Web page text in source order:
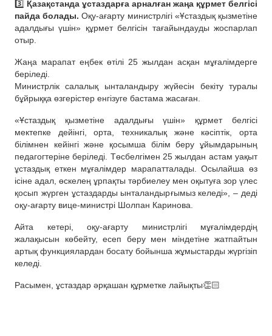
3️⃣ Қазақстанда ұстаздарға арналған жаңа құрмет белгісі
пайда болады. Оқу-ағарту министрлігі «Ұстаздық қызметіне
адалдығы үшін» құрмет белгісін тағайындауды жоспарлап
отыр.
Жаңа марапат еңбек өтілі 25 жылдан асқан мұғалімдерге
беріледі.
Министрлік салалық ынталандыру жүйесін бекіту туралы
бұйрыққа өзгерістер енгізуге бастама жасаған.
«Ұстаздық қызметіне адалдығы үшін» құрмет белгісі
мектепке дейінгі, орта, техникалық және кәсіптік, орта
білімнен кейінгі және қосымша білім беру ұйымдарының
педагогтеріне беріледі. Төсбелгімен 25 жылдан астам уақыт
ұстаздық еткен мұғалімдер марапатталады. Осылайша өз
ісіне адал, өскелең ұрпақты тәрбиелеу мен оқытуға зор үлес
қосып жүрген ұстаздарды ынталандырғымыз келеді», – деді
оқу-ағарту вице-министрі Шолпан Каринова.
Айта кетері, оқу-ағарту министрлігі мұғалімдердің
жалақысын көбейту, есеп беру мен міндетіне жатпайтын
артық функциялардан босату бойынша жұмыстарды жүргізіп
келеді.
Расымен, ұстаздар әрқашан құрметке лайықты👏🏻